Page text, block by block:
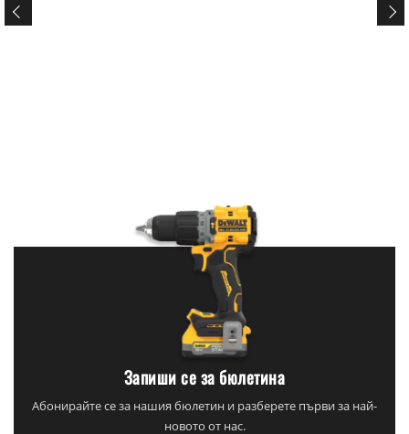
Запиши се за бюлетина
Абонирайте се за нашия бюлетин и разберете първи за най-
новото от нас.